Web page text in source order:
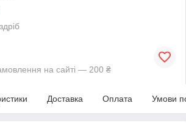
на сайті — 200 ₴
Доставка Оплата Умови